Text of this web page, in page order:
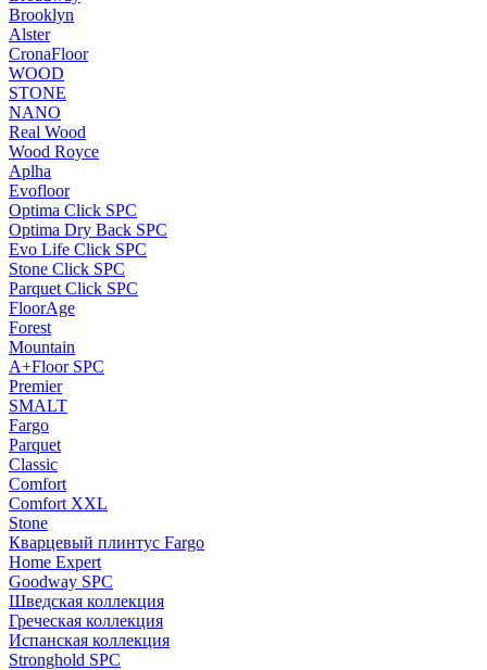
Brooklyn
Alster
CronaFloor
WOOD
STONE
NANO
Real Wood
Wood Royce
Aplha
Evofloor
Optima Click SPC
Optima Dry Back SPC
Evo Life Click SPC
Stone Click SPC
Parquet Click SPC
FloorAge
Forest
Mountain
A+Floor SPC
Premier
SMALT
Fargo
Parquet
Classic
Comfort
Comfort XXL
Stone
Кварцевый плинтус Fargo
Home Expert
Goodway SPC
Шведская коллекция
Греческая коллекция
Испанская коллекция
Stronghold SPC